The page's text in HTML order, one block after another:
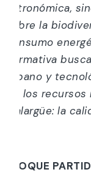
astronómica,
sobre la
consumo
normativa
urbano y
de los
Malargüe: la
BLOQUE